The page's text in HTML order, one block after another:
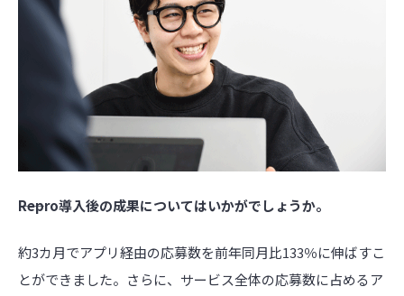
――Repro導入後の成果についてはいかがでしょうか。
約3カ月でアプリ経由の応募数を前年同月比133％に伸ばすこ
とができました。さらに、サービス全体の応募数に占めるア